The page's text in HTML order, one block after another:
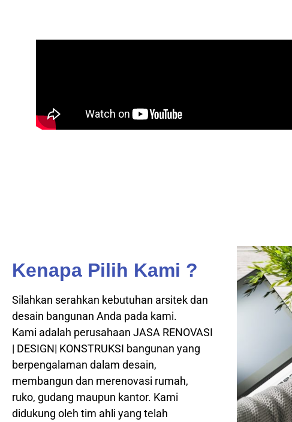
Kenapa Pilih Kami ?
Silahkan serahkan kebutuhan arsitek dan
desain bangunan Anda pada kami.
Kami adalah perusahaan JASA RENOVASI
| DESIGN| KONSTRUKSI bangunan yang
berpengalaman dalam desain,
membangun dan merenovasi rumah,
ruko, gudang maupun kantor. Kami
didukung oleh tim ahli yang telah